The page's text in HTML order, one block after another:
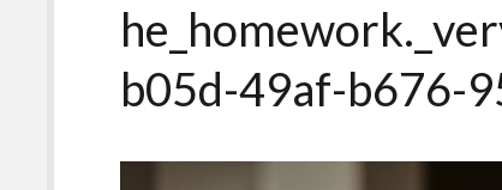
b05d-49af-b676-